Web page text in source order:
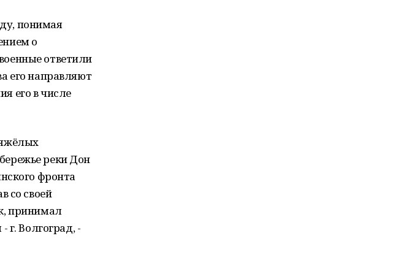
понимая
о
ответили
его направляют
его в числе
реки Дон
фронта
со своей
принимал
г. Волгоград, -